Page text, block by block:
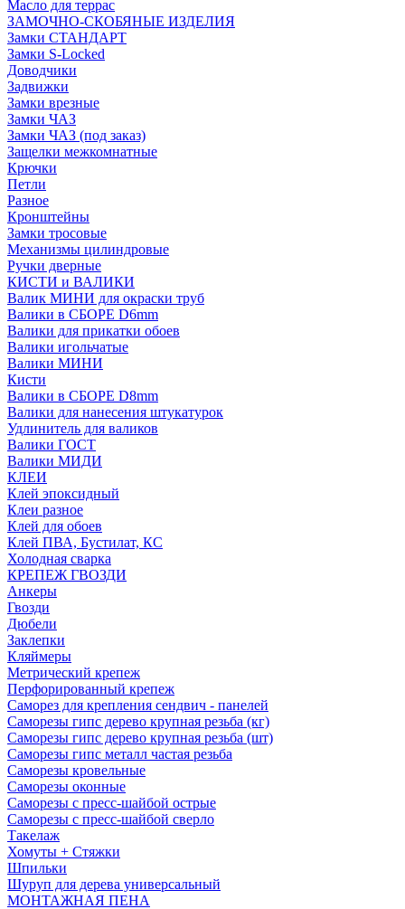
Масло для террас
ЗАМОЧНО-СКОБЯНЫЕ ИЗДЕЛИЯ
Замки СТАНДАРТ
Замки S-Locked
Доводчики
Задвижки
Замки врезные
Замки ЧАЗ
Замки ЧАЗ (под заказ)
Защелки межкомнатные
Крючки
Петли
Разное
Кронштейны
Замки тросовые
Механизмы цилиндровые
Ручки дверные
КИСТИ и ВАЛИКИ
Валик МИНИ для окраски труб
Валики в СБОРЕ D6mm
Валики для прикатки обоев
Валики игольчатые
Валики МИНИ
Кисти
Валики в СБОРЕ D8mm
Валики для нанесения штукатурок
Удлинитель для валиков
Валики ГОСТ
Валики МИДИ
КЛЕИ
Клей эпоксидный
Клеи разное
Клей для обоев
Клей ПВА, Бустилат, КС
Холодная сварка
КРЕПЕЖ ГВОЗДИ
Анкеры
Гвозди
Дюбели
Заклепки
Кляймеры
Метрический крепеж
Перфорированный крепеж
Саморез для крепления сендвич - панелей
Саморезы гипс дерево крупная резьба (кг)
Саморезы гипс дерево крупная резьба (шт)
Саморезы гипс металл частая резьба
Саморезы кровельные
Саморезы оконные
Саморезы с пресс-шайбой острые
Саморезы с пресс-шайбой сверло
Такелаж
Хомуты + Стяжки
Шпильки
Шуруп для дерева универсальный
МОНТАЖНАЯ ПЕНА